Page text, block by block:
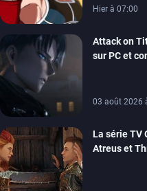
Hier à 07:00
Attack on
sur PC et
03 août 2026
La série TV
Atreus et